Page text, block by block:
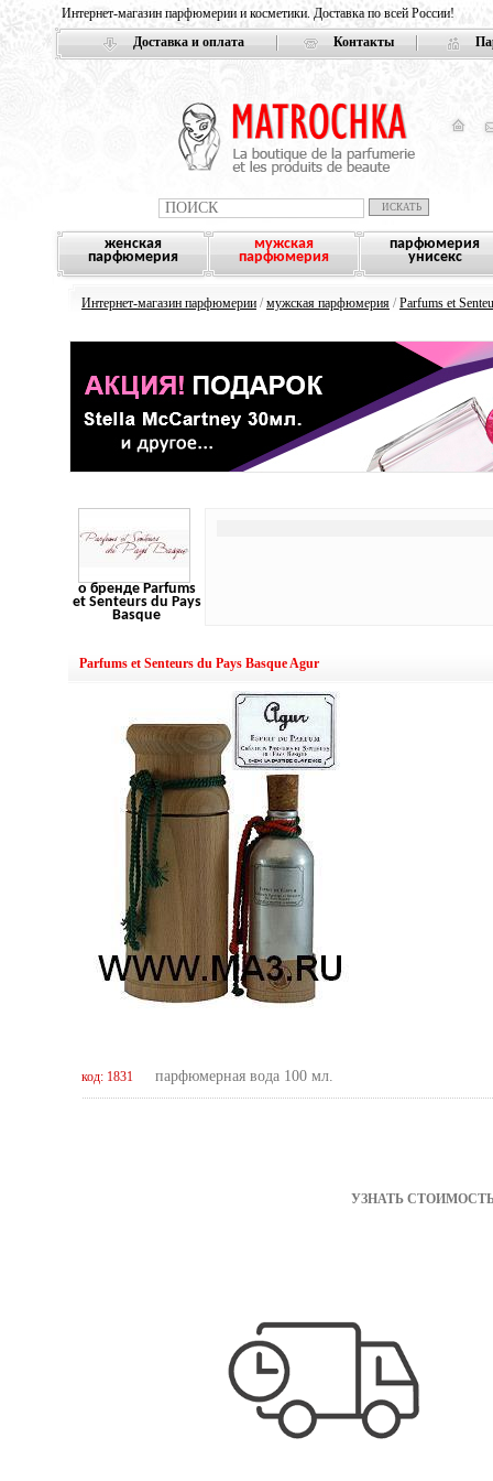
Интернет-магазин парфюмерии и косметики. Доставка по всей России!
Доставка и оплата
Контакты
женская
парфюмерия
мужская
парфюмерия
парфюмерия
унисекс
Интернет-магазин парфюмерии /мужская парфюмерия /Parfums et
о бренде Parfums
et Senteurs du Pays
Basque
Parfums et Senteurs du Pays Basque Agur
код: 1831 парфюмерная вода 100 мл.
УЗНАТЬ